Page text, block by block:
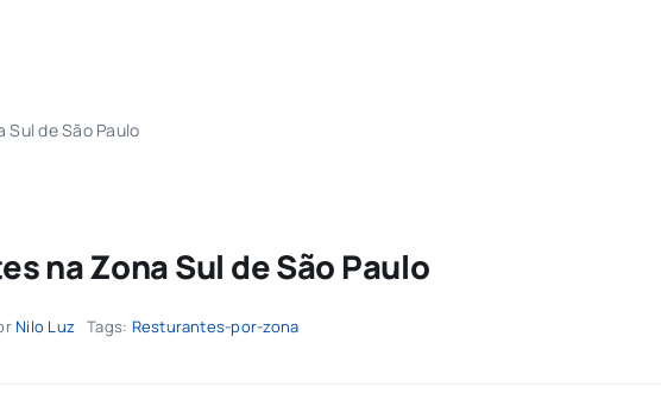
Sul de São Paulo
na Zona Sul de São Paulo
Nilo Luz Tags: Resturantes-por-zona